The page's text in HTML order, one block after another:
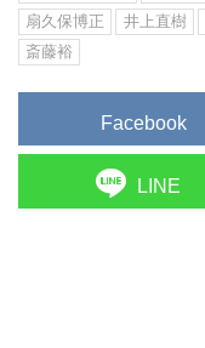
扇久保博正
井上直樹
斎藤裕
Facebook
LINE